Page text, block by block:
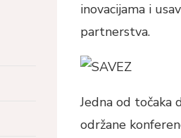
inovacijama i
partnerstva.
Jedna od točaka
održane